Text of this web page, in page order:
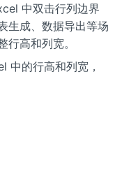
中双击行列边界
生成、数据导出等场
高和列宽。
中的行高和列宽，